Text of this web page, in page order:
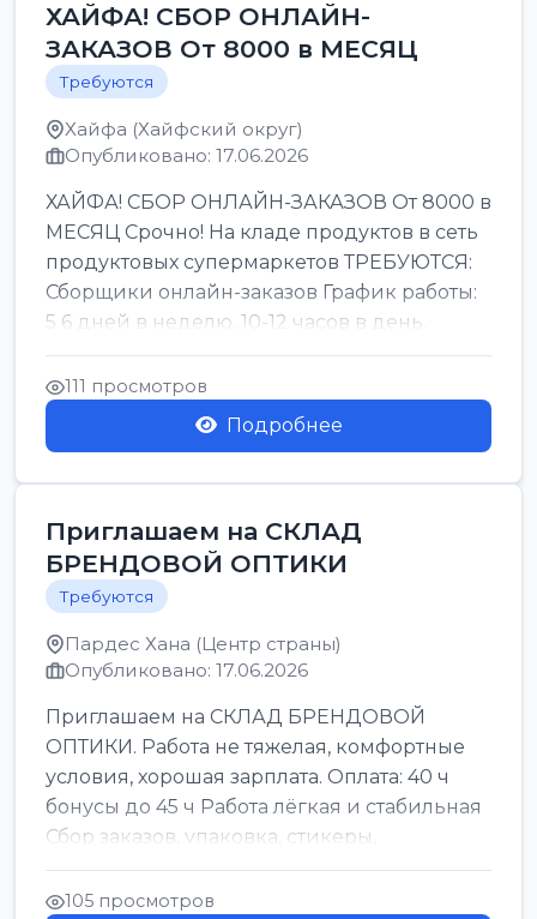
ХАЙФА! СБОР ОНЛАЙН-
ЗАКАЗОВ От 8000 в МЕСЯЦ
Требуются
Хайфа (Хайфский округ)
Опубликовано: 17.06.2026
ХАЙФА! СБОР ОНЛАЙН-ЗАКАЗОВ От 8000 в
МЕСЯЦ Срочно! На кладе продуктов в сеть
продуктовых супермаркетов ТРЕБУЮТСЯ:
Сборщики онлайн-заказов График работы:
5 6 дней в неделю, 10-12 часов в день.
Колле ОП...
111 просмотров
Подробнее
Приглашаем на СКЛАД
БРЕНДОВОЙ ОПТИКИ
Требуются
Пардес Хана (Центр страны)
Опубликовано: 17.06.2026
Приглашаем на СКЛАД БРЕНДОВОЙ
ОПТИКИ. Работа не тяжелая, комфортные
условия, хорошая зарплата. Оплата: 40 ч
бонусы до 45 ч Работа лёгкая и стабильная
Сбор заказов, упаковка, стикеры,
сортировка Воскре...
105 просмотров